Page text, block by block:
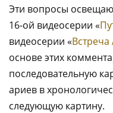
Эти вопросы
16-ой видеосерии «
видеосерии «
основе этих
последовательную
ариев в
следующую картину.